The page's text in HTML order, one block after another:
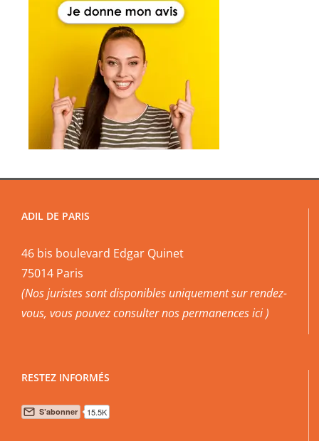
ADIL DE PARIS
46 bis boulevard Edgar Quinet
75014 Paris
(Nos juristes sont disponibles uniquement sur rendez-
vous, vous pouvezconsulter nos permanences ici )
RESTEZ INFORMÉS